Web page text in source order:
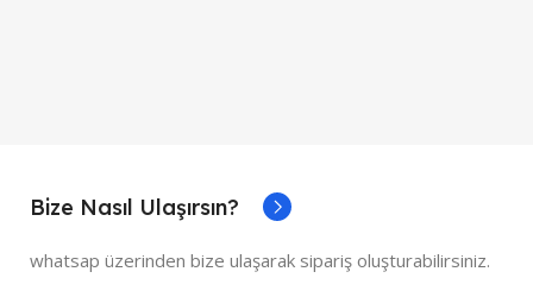
Bize Nasıl Ulaşırsın?
whatsap üzerinden bize ulaşarak sipariş oluşturabilirsiniz.